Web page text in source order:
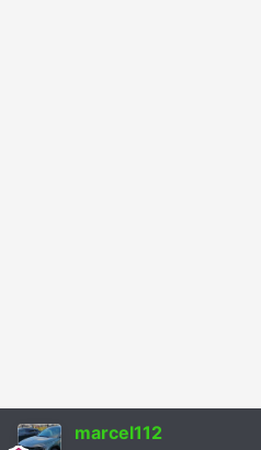
marcel112